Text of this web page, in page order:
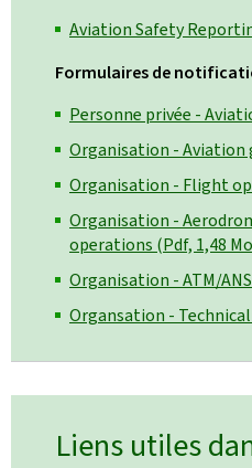
Aviation Safety
Formulaires de
Personne privée -
Organisation - Aviation
Organisation - Flight
Organisation -
operations (Pdf, 1,48
Organisation - ATM/
Organsation - Technical
Liens utiles